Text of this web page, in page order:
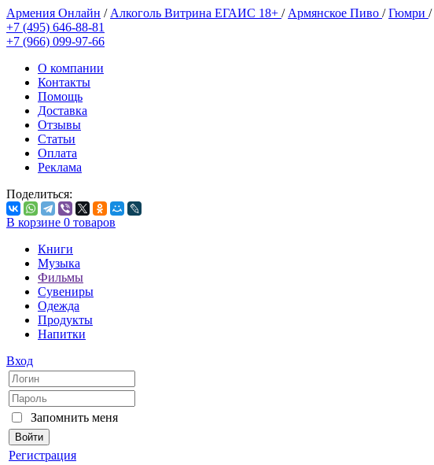
Армения Онлайн / Алкоголь Витрина ЕГАИС 18+ / Армянское Пиво /Гюмри /
+7 (495) 646-88-81
+7 (966) 099-97-66
О компании
Контакты
Помощь
Доставка
Отзывы
Статьи
Оплата
Реклама
Поделиться:
В корзине 0 товаров
Книги
Музыка
Фильмы
Сувениры
Одежда
Продукты
Напитки
Вход
Запомнить меня
Регистрация